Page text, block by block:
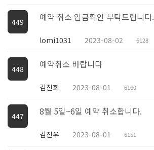
449 예약 취소 입금확인 부탁드립니다.
lomi1031 2023-08-02 6128
448 예약취소 바랍니다
김진희 2023-08-01 6160
447 8월 5일~6일 예약 취소합니다.
김진우 2023-08-01 6151